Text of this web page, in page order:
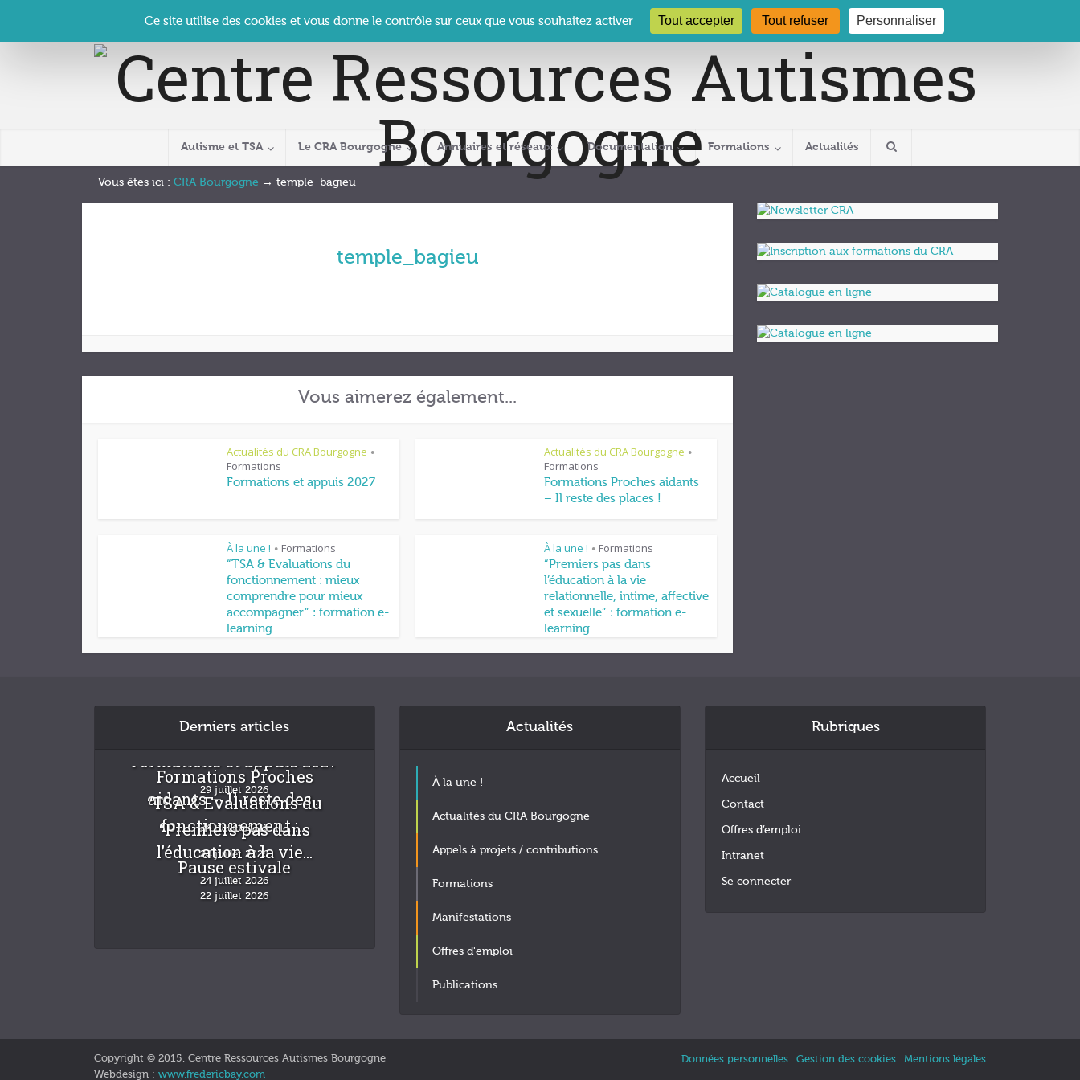
Contact Se connecter | CRA Bourgogne – Le Clos des Présidents – 19-21 rue Coty – 21 000 DIJON cra@crabourgogne.org 03 80 29 54 19
Autisme et TSA Le CRA Bourgogne Annuaires et réseaux Documentation Formations Actualités
Vous êtes ici : CRA Bourgogne → temple_bagieu
temple_bagieu
Vous aimerez également...
Actualités du CRA Bourgogne •
Formations
Formations et appuis 2027
Actualités du CRA Bourgogne •
Formations
Formations Proches aidants
– Il reste des places !
À la une ! • Formations
“TSA & Evaluations du
fonctionnement : mieux
comprendre pour mieux
accompagner” : formation e-
learning
À la une ! • Formations
“Premiers pas dans
l’éducation à la vie
relationnelle, intime, affective
et sexuelle” : formation e-
learning
Derniers articles
Formations et appuis 2027
29 juillet 2026
Formations Proches
aidants – Il reste des...
24 juillet 2026
“TSA & Evaluations du
fonctionnement :...
24 juillet 2026
“Premiers pas dans
l’éducation à la vie...
24 juillet 2026
Pause estivale
22 juillet 2026
Actualités
À la une !
Actualités du CRA Bourgogne
Appels à projets / contributions
Formations
Manifestations
Offres d'emploi
Publications
Rubriques
Accueil
Contact
Offres d’emploi
Intranet
Se connecter
Copyright © 2015. Centre Ressources Autismes Bourgogne
Webdesign : www.fredericbay.com
Données personnelles Gestion des cookies Mentions légales
Ce site utilise des cookies et vous donne le contrôle sur ceux que vous souhaitez activer Tout accepter Tout refuser Personnaliser